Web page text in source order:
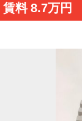
賃料 8.7万円